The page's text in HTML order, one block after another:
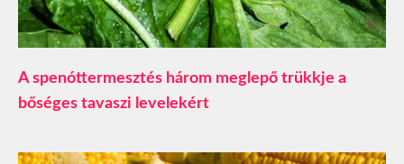
A spenóttermesztés három meglepő trükkje a
bőséges tavaszi levelekért